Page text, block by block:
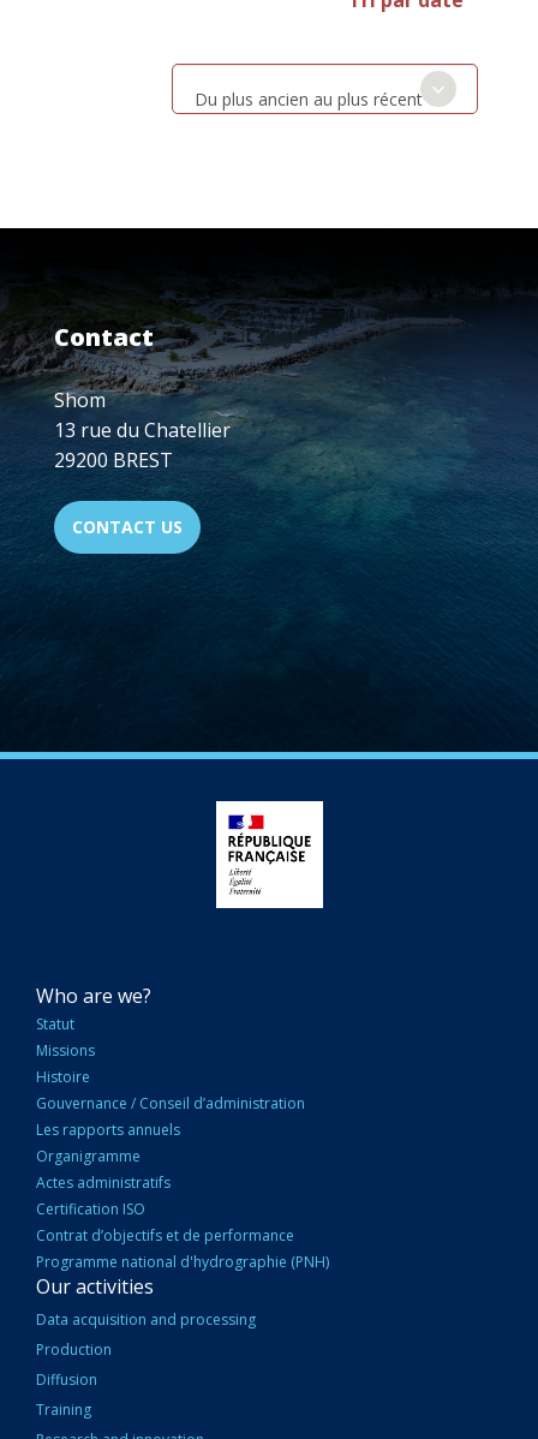
Du plus ancien au plus récent
Contact
Shom
13 rue du Chatellier
29200 BREST
CONTACT US
NAVIGATION
PRINCIPALE
Who are we?
Statut
Missions
Histoire
Gouvernance / Conseil d’administration
Les rapports annuels
Organigramme
Actes administratifs
Certification ISO
Contrat d’objectifs et de performance
Programme national d'hydrographie (PNH)
Our activities
Data acquisition and processing
Production
Diffusion
Training